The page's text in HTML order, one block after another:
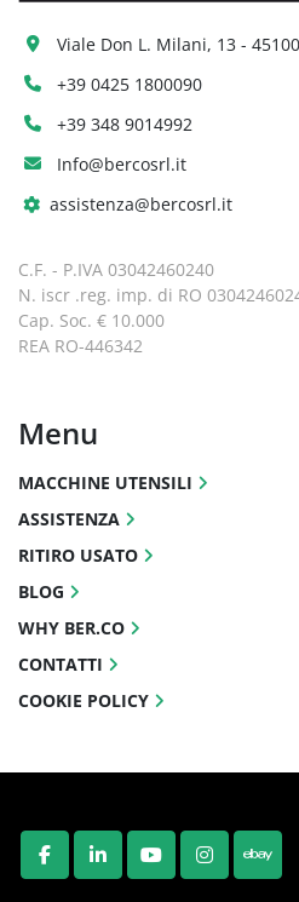
FACEBOOK
LINKEDINYOUTUBE EBAY
Viale Don L. Milani, 13 -
+39 0425 1800090
+39 348 9014992
Info@bercosrl.it
assistenza@bercosrl.it
C.F. - P.IVA 03042460240
N. iscr .reg. imp. di RO
Cap. Soc. € 10.000
REA RO-446342
Menu
MACCHINE UTENSILI
ASSISTENZA
RITIRO USATO
BLOG
WHY BER.CO
CONTATTI
COOKIE POLICY